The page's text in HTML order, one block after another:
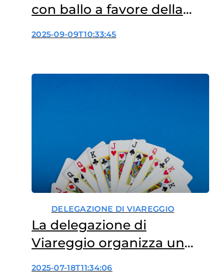
con ballo a favore della
ricerca
2025-09-09T10:33:45
DELEGAZIONE DI VIAREGGIO
La delegazione di
Viareggio organizza un
nuovo Torneo di Burraco a
2025-07-18T11:34:06